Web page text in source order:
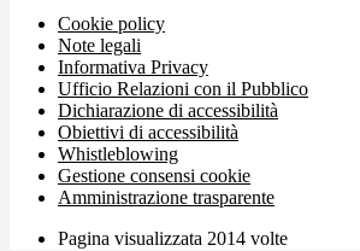
Cookie policy
Note legali
Informativa Privacy
Ufficio Relazioni con il Pubblico
Dichiarazione di accessibilità
Obiettivi di accessibilità
Whistleblowing
Gestione consensi cookie
Amministrazione trasparente
Pagina visualizzata 2014 volte